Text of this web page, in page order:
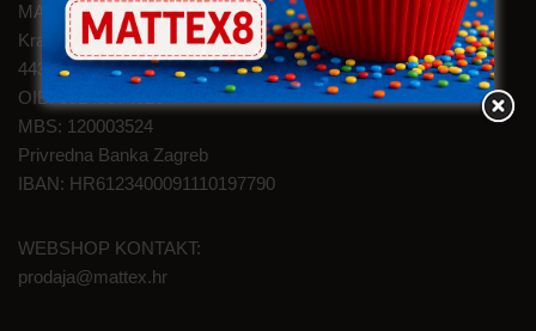
MAT TEXTILE d.o.o.
Kralja Zvonimira 46
44320 Kutina
OIB: 05145374626
MBS: 120003524
Privredna Banka Zagreb
IBAN: HR6123400091110197790
WEBSHOP KONTAKT:
prodaja@mattex.hr